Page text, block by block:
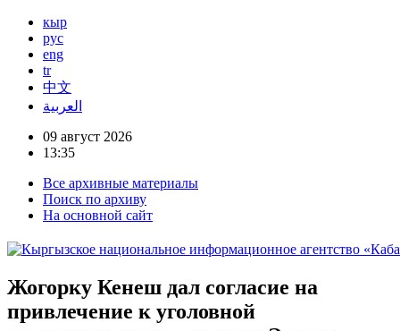
кыр
рус
eng
tr
中文
العربية
09 август 2026
13:35
Все архивные материалы
Поиск по архиву
На основной сайт
Жогорку Кенеш дал согласие на
привлечение к уголовной